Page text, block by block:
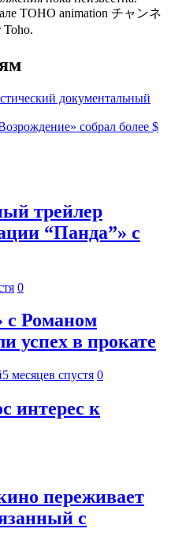
TOHO animation チャンネ
Toho.
документальный
собрал более $
трейлер
“Панда”» с
0
с Романом
успех в прокате
5 месяцев спустя 0
интерес к
переживает
с